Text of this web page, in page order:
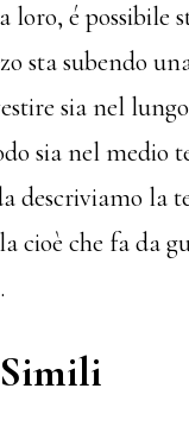
é possibile
sta subendo
sia nel
sia nel medio
descriviamo la
cioè che fa da